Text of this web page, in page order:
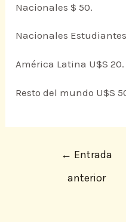
Nacionales $ 50.
Nacionales
América Latina U$S 20.
Resto del mundo U$S
← Entrada
anterior